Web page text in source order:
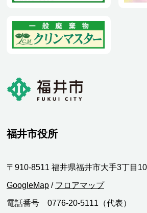
福井市役所
〒910-8511 福井県福井市大手3丁目
GoogleMap / フロアマップ
電話番号 0776-20-5111（代表）